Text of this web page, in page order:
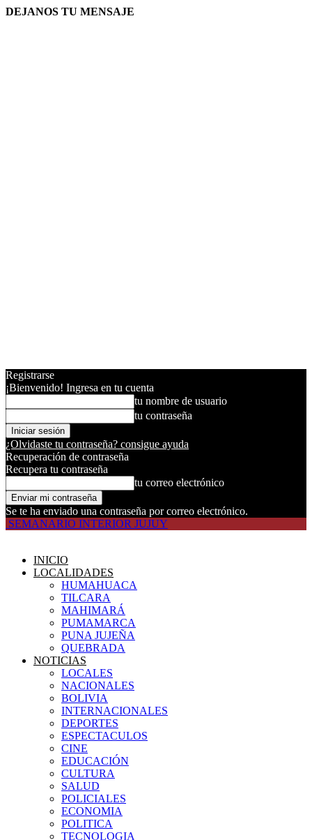
DEJANOS TU MENSAJE
Registrarse
¡Bienvenido! Ingresa en tu cuenta
tu nombre de usuario
tu contraseña
¿Olvidaste tu contraseña? consigue ayuda
Recuperación de contraseña
Recupera tu contraseña
tu correo electrónico
Se te ha enviado una contraseña por correo electrónico.
SEMANARIO INTERIOR JUJUY
INICIO
LOCALIDADES
HUMAHUACA
TILCARA
MAHIMARÁ
PUMAMARCA
PUNA JUJEÑA
QUEBRADA
NOTICIAS
LOCALES
NACIONALES
BOLIVIA
INTERNACIONALES
DEPORTES
ESPECTACULOS
CINE
EDUCACIÓN
CULTURA
SALUD
POLICIALES
ECONOMIA
POLITICA
TECNOLOGIA